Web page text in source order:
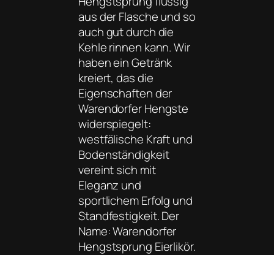
aus der Flasche und so
auch gut durch die
Kehle rinnen kann. Wir
haben ein Getränk
kreiert, das die
Eigenschaften der
Warendorfer Hengste
widerspiegelt:
westfälische Kraft und
Bodenständigkeit
vereint sich mit
Eleganz und
sportlichem Erfolg und
Standfestigkeit. Der
Name: Warendorfer
Hengstsprung Eierlikör.